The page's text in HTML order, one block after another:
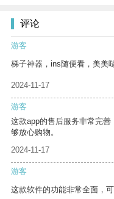
评论
游客
梯子神器，ins随便看，美美
2024-11-17
游客
这款app的售后服务非常完
够放心购物。
2024-11-17
游客
这款软件的功能非常全面，